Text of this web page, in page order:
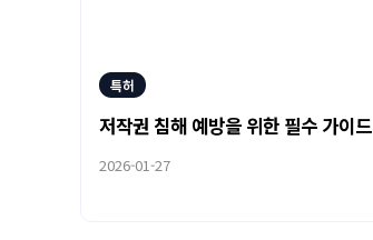
특허
저작권 침해 예방을 위한 필수 가이드
2026-01-27